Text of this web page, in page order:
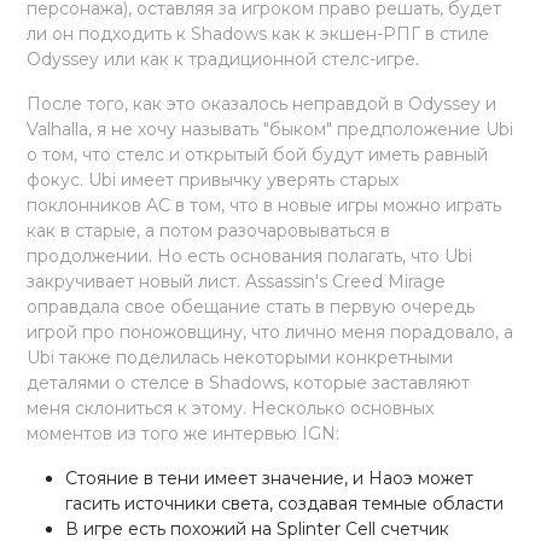
персонажа), оставляя за игроком право решать, будет
ли он подходить к Shadows как к экшен-РПГ в стиле
Odyssey или как к традиционной стелс-игре.
После того, как это оказалось неправдой в Odyssey и
Valhalla, я не хочу называть "быком" предположение Ubi
о том, что стелс и открытый бой будут иметь равный
фокус. Ubi имеет привычку уверять старых
поклонников AC в том, что в новые игры можно играть
как в старые, а потом разочаровываться в
продолжении. Но есть основания полагать, что Ubi
закручивает новый лист. Assassin's Creed Mirage
оправдала свое обещание стать в первую очередь
игрой про поножовщину, что лично меня порадовало, а
Ubi также поделилась некоторыми конкретными
деталями о стелсе в Shadows, которые заставляют
меня склониться к этому. Несколько основных
моментов из того же интервью IGN:
Стояние в тени имеет значение, и Наоэ может
гасить источники света, создавая темные области
В игре есть похожий на Splinter Cell счетчик